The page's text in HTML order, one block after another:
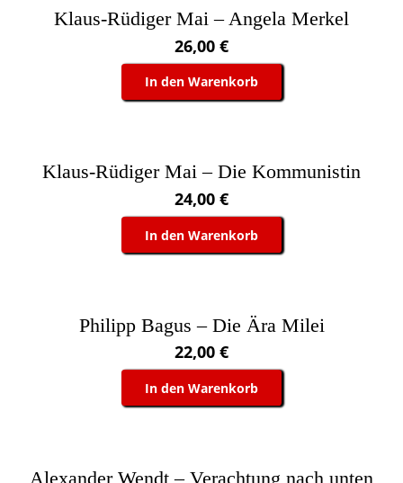
Klaus-Rüdiger Mai – Angela Merkel
26,00 €
In den Warenkorb
Klaus-Rüdiger Mai – Die Kommunistin
24,00 €
In den Warenkorb
Philipp Bagus – Die Ära Milei
22,00 €
In den Warenkorb
Alexander Wendt – Verachtung nach unten